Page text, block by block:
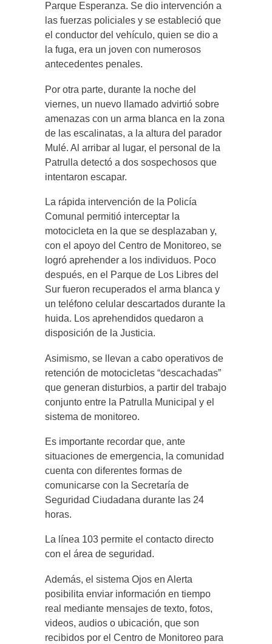
Parque Esperanza. Se dio intervención a
las fuerzas policiales y se estableció que
el conductor del vehículo, quien se dio a
la fuga, era un joven con numerosos
antecedentes penales.
Por otra parte, durante la noche del
viernes, un nuevo llamado advirtió sobre
amenazas con un arma blanca en la zona
de las escalinatas, a la altura del parador
Mulé. Al arribar al lugar, el personal de la
Patrulla detectó a dos sospechosos que
intentaron escapar.
La rápida intervención de la Policía
Comunal permitió interceptar la
motocicleta en la que se desplazaban y,
con el apoyo del Centro de Monitoreo, se
logró aprehender a los individuos. Poco
después, en el Parque de Los Libres del
Sur fueron recuperados el arma blanca y
un teléfono celular descartados durante la
huida. Los aprehendidos quedaron a
disposición de la Justicia.
Asimismo, se llevan a cabo operativos de
retención de motocicletas “descachadas”
que generan disturbios, a partir del trabajo
conjunto entre la Patrulla Municipal y el
sistema de monitoreo.
Es importante recordar que, ante
situaciones de emergencia, la comunidad
cuenta con diferentes formas de
comunicarse con la Secretaría de
Seguridad Ciudadana durante las 24
horas.
La línea 103 permite el contacto directo
con el área de seguridad.
Además, el sistema Ojos en Alerta
posibilita enviar información en tiempo
real mediante mensajes de texto, fotos,
videos, audios o ubicación, que son
recibidos por el Centro de Monitoreo para